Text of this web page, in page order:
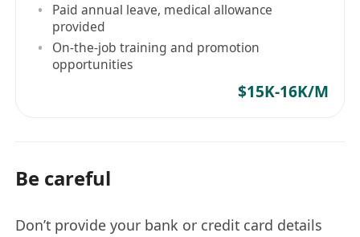
Paid annual leave, medical allowance
provided
On-the-job training and promotion
opportunities
$15K-16K/M
Be careful
Don’t provide your bank or credit card details